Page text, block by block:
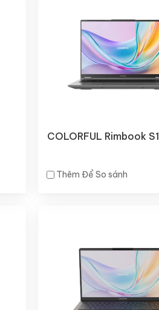
COLORFUL Rimbook S1
Thêm Để So sánh